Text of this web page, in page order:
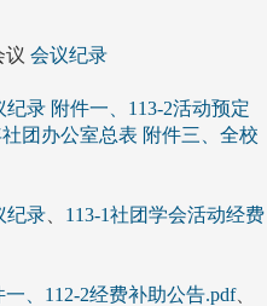
议 会议纪录
纪录 附件一、113-2活动预定
团办公室总表 附件三、全校
纪录
113-1社团学会活动经费
一、112-2经费补助公告.pdf、